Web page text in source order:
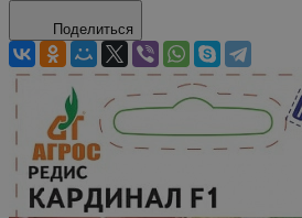
Поделиться